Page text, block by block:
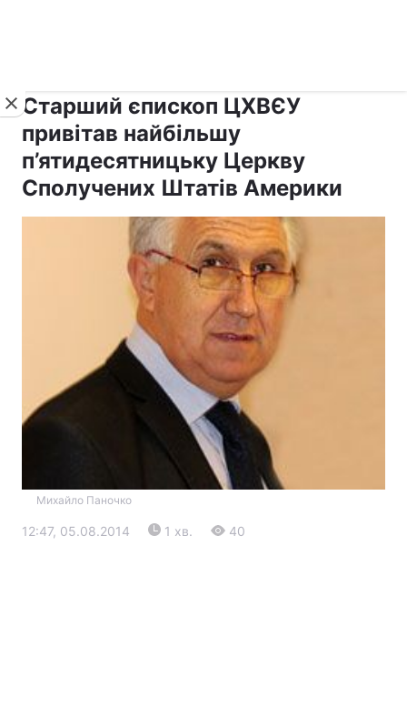
Старший єпископ ЦХВЄУ
привітав найбільшу
п’ятидесятницьку Церкву
Сполучених Штатів Америки
Михайло Паночко
12:47, 05.08.2014 1 хв. 40